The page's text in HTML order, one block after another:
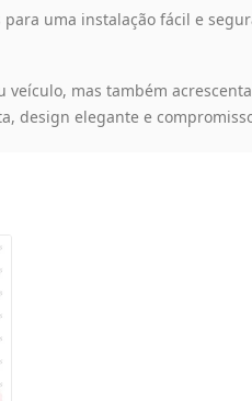
uma instalação fácil e
mas também
design elegante e